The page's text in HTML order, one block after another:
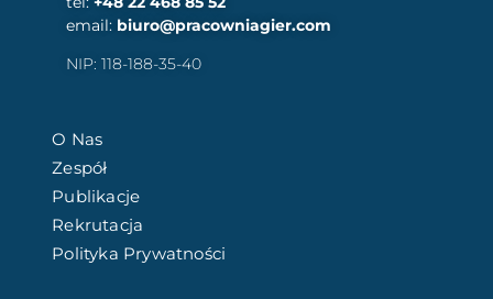
email: biuro@pracowniagier.com
NIP: 118-188-35-40
O Nas
Zespół
Publikacje
Rekrutacja
Polityka Prywatności